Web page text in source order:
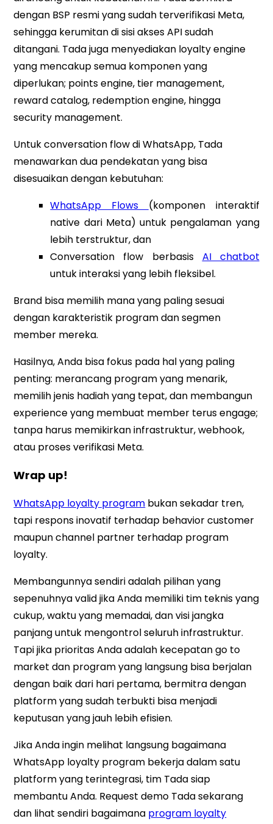
dengan BSP resmi yang sudah terverifikasi Meta,
sehingga kerumitan di sisi akses API sudah
ditangani. Tada juga menyediakan loyalty engine
yang mencakup semua komponen yang
diperlukan; points engine, tier management,
reward catalog, redemption engine, hingga
security management.
Untuk conversation flow di WhatsApp, Tada
menawarkan dua pendekatan yang bisa
disesuaikan dengan kebutuhan:
WhatsApp Flows (komponen interaktif
native dari Meta) untuk pengalaman yang
lebih terstruktur, dan
Conversation flow berbasis AI chatbot
untuk interaksi yang lebih fleksibel.
Brand bisa memilih mana yang paling sesuai
dengan karakteristik program dan segmen
member mereka.
Hasilnya, Anda bisa fokus pada hal yang paling
penting: merancang program yang menarik,
memilih jenis hadiah yang tepat, dan membangun
experience yang membuat member terus engage;
tanpa harus memikirkan infrastruktur, webhook,
atau proses verifikasi Meta.
Wrap up!
WhatsApp loyalty program bukan sekadar tren,
tapi respons inovatif terhadap behavior customer
maupun channel partner terhadap program
loyalty.
Membangunnya sendiri adalah pilihan yang
sepenuhnya valid jika Anda memiliki tim teknis yang
cukup, waktu yang memadai, dan visi jangka
panjang untuk mengontrol seluruh infrastruktur.
Tapi jika prioritas Anda adalah kecepatan go to
market dan program yang langsung bisa berjalan
dengan baik dari hari pertama, bermitra dengan
platform yang sudah terbukti bisa menjadi
keputusan yang jauh lebih efisien.
Jika Anda ingin melihat langsung bagaimana
WhatsApp loyalty program bekerja dalam satu
platform yang terintegrasi, tim Tada siap
membantu Anda. Request demo Tada sekarang
dan lihat sendiri bagaimana program loyalty